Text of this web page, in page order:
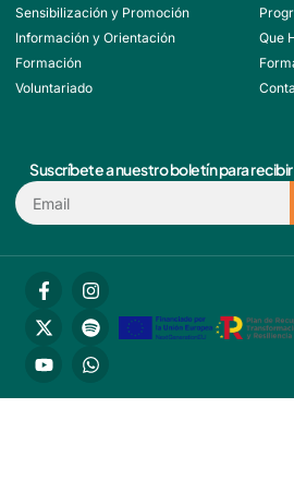
Sensibilización y Promoción
Información y Orientación
Formación
Voluntariado
Que
Suscríbete a nuestro boletín para